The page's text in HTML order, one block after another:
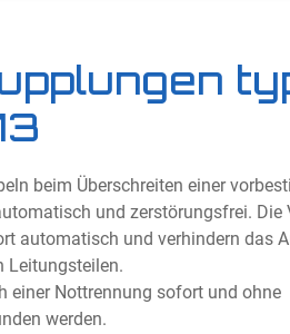
beim Überschreiten einer
und zerstörungsfrei. Die
automatisch und verhindern das
Leitungsteilen.
einer Nottrennung sofort und ohne
werden.